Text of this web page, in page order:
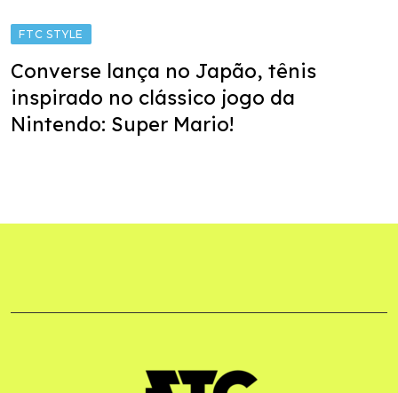
FTC STYLE
Converse lança no Japão, tênis
inspirado no clássico jogo da
Nintendo: Super Mario!